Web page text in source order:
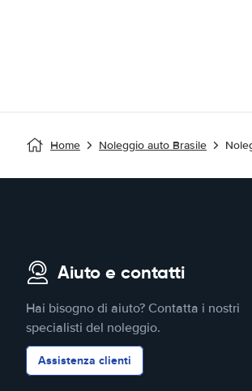
Home Noleggio auto Brasile
Aiuto e contatti
Hai bisogno di aiuto? Contatta i nostri
specialisti del noleggio.
Assistenza clienti